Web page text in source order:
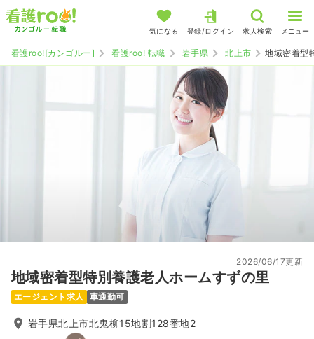
気になる 登録/ログイン 求人検索 メニュー
看護roo![カンゴルー] 看護roo! 転職 岩手県 北上市 地域密着型
地域密着型特別養護老人ホームすずの里
2026/06/17更新
エージェント求人 車通勤可
岩手県北上市北鬼柳15地割128番地2